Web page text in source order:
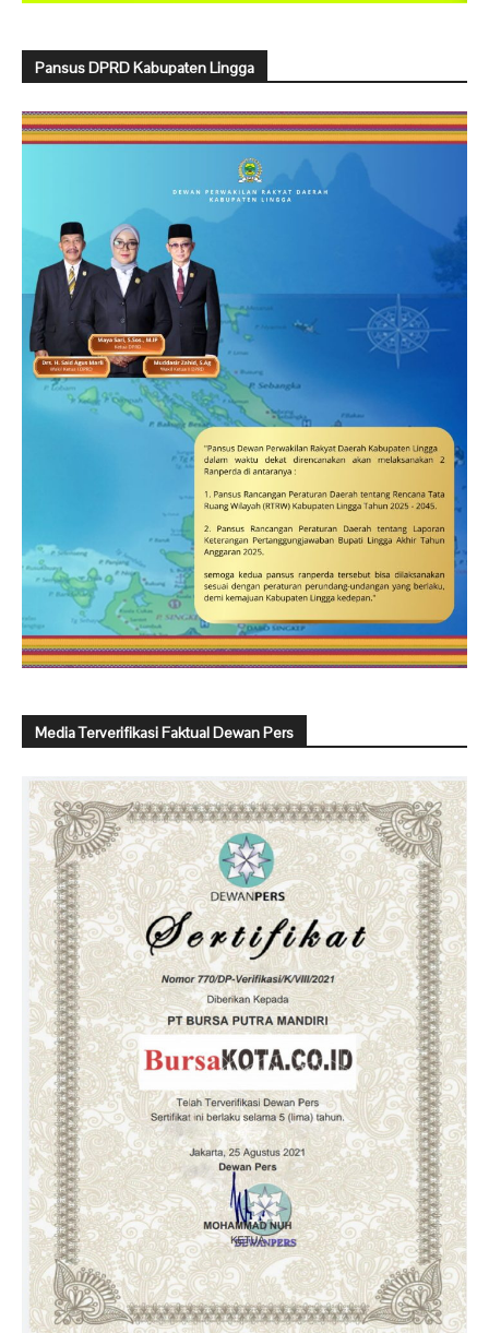
Pansus DPRD Kabupaten Lingga
Media Terverifikasi Faktual Dewan Pers